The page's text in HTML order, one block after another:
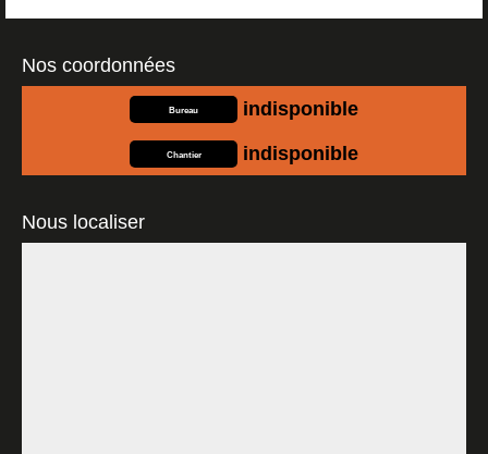
Nos coordonnées
Bureau indisponible
Chantier indisponible
Nous localiser